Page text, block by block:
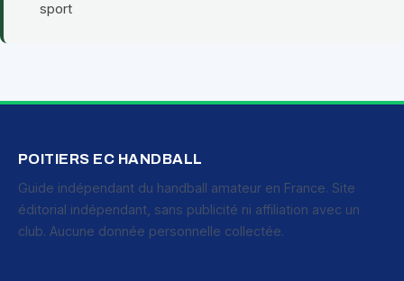
sport
POITIERS EC HANDBALL
Guide indépendant du handball amateur en France. Site
éditorial indépendant, sans publicité ni affiliation avec un
club. Aucune donnée personnelle collectée.